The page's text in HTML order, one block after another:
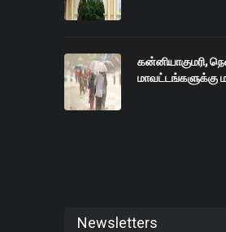
கன்னியாகுமரி,
மாவட்டங்களுக்கு
Newsletters